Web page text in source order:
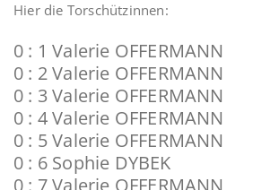
Hier die Torschützinnen:
0 : 1 Valerie OFFERMANN
0 : 2 Valerie OFFERMANN
0 : 3 Valerie OFFERMANN
0 : 4 Valerie OFFERMANN
0 : 5 Valerie OFFERMANN
0 : 6 Sophie DYBEK
0 : 7 Valerie OFFERMANN